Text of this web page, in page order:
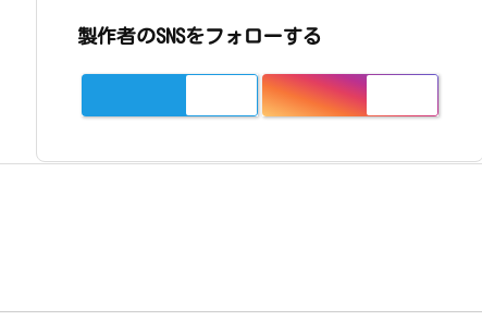
製作者のSNSをフォローする